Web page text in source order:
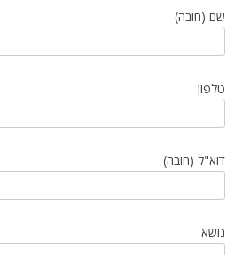
שם (חובה)
טלפון
דוא"ל (חובה)
נושא